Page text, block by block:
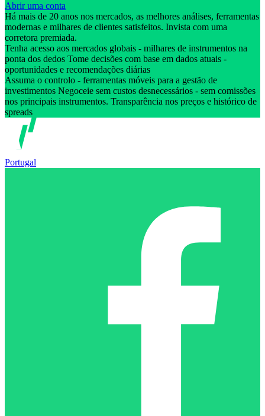
Abrir uma conta
Há mais de 20 anos nos mercados, as melhores análises, ferramentas
modernas e milhares de clientes satisfeitos. Invista com uma
corretora premiada.
Tenha acesso aos mercados globais - milhares de instrumentos na
ponta dos dedos Tome decisões com base em dados atuais -
oportunidades e recomendações diárias
Assuma o controlo - ferramentas móveis para a gestão de
investimentos Negoceie sem custos desnecessários - sem comissões
nos principais instrumentos. Transparência nos preços e histórico de
spreads
Portugal